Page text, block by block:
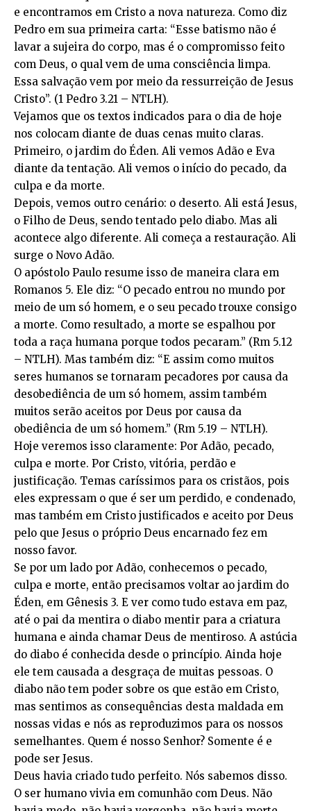
e encontramos em Cristo a nova natureza. Como diz
Pedro em sua primeira carta: “Esse batismo não é
lavar a sujeira do corpo, mas é o compromisso feito
com Deus, o qual vem de uma consciência limpa.
Essa salvação vem por meio da ressurreição de Jesus
Cristo”. (1 Pedro 3.21 – NTLH).
Vejamos que os textos indicados para o dia de hoje
nos colocam diante de duas cenas muito claras.
Primeiro, o jardim do Éden. Ali vemos Adão e Eva
diante da tentação. Ali vemos o início do pecado, da
culpa e da morte.
Depois, vemos outro cenário: o deserto. Ali está Jesus,
o Filho de Deus, sendo tentado pelo diabo. Mas ali
acontece algo diferente. Ali começa a restauração. Ali
surge o Novo Adão.
O apóstolo Paulo resume isso de maneira clara em
Romanos 5. Ele diz: “O pecado entrou no mundo por
meio de um só homem, e o seu pecado trouxe consigo
a morte. Como resultado, a morte se espalhou por
toda a raça humana porque todos pecaram.” (Rm 5.12
– NTLH). Mas também diz: “E assim como muitos
seres humanos se tornaram pecadores por causa da
desobediência de um só homem, assim também
muitos serão aceitos por Deus por causa da
obediência de um só homem.” (Rm 5.19 – NTLH).
Hoje veremos isso claramente: Por Adão, pecado,
culpa e morte. Por Cristo, vitória, perdão e
justificação. Temas caríssimos para os cristãos, pois
eles expressam o que é ser um perdido, e condenado,
mas também em Cristo justificados e aceito por Deus
pelo que Jesus o próprio Deus encarnado fez em
nosso favor.
Se por um lado por Adão, conhecemos o pecado,
culpa e morte, então precisamos voltar ao jardim do
Éden, em Gênesis 3. E ver como tudo estava em paz,
até o pai da mentira o diabo mentir para a criatura
humana e ainda chamar Deus de mentiroso. A astúcia
do diabo é conhecida desde o princípio. Ainda hoje
ele tem causada a desgraça de muitas pessoas. O
diabo não tem poder sobre os que estão em Cristo,
mas sentimos as consequências desta maldada em
nossas vidas e nós as reproduzimos para os nossos
semelhantes. Quem é nosso Senhor? Somente é e
pode ser Jesus.
Deus havia criado tudo perfeito. Nós sabemos disso.
O ser humano vivia em comunhão com Deus. Não